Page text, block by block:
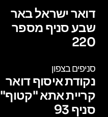
דואר ישראל באר
שבע סניף מספר
220
סניפים בצפון
נקודת איסוף דואר
קריית אתא "קטוף"
סניף 93